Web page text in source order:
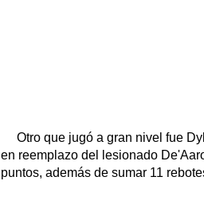
Otro que jugó a gran nivel fue
en reemplazo del lesionado
puntos, además de sumar 11